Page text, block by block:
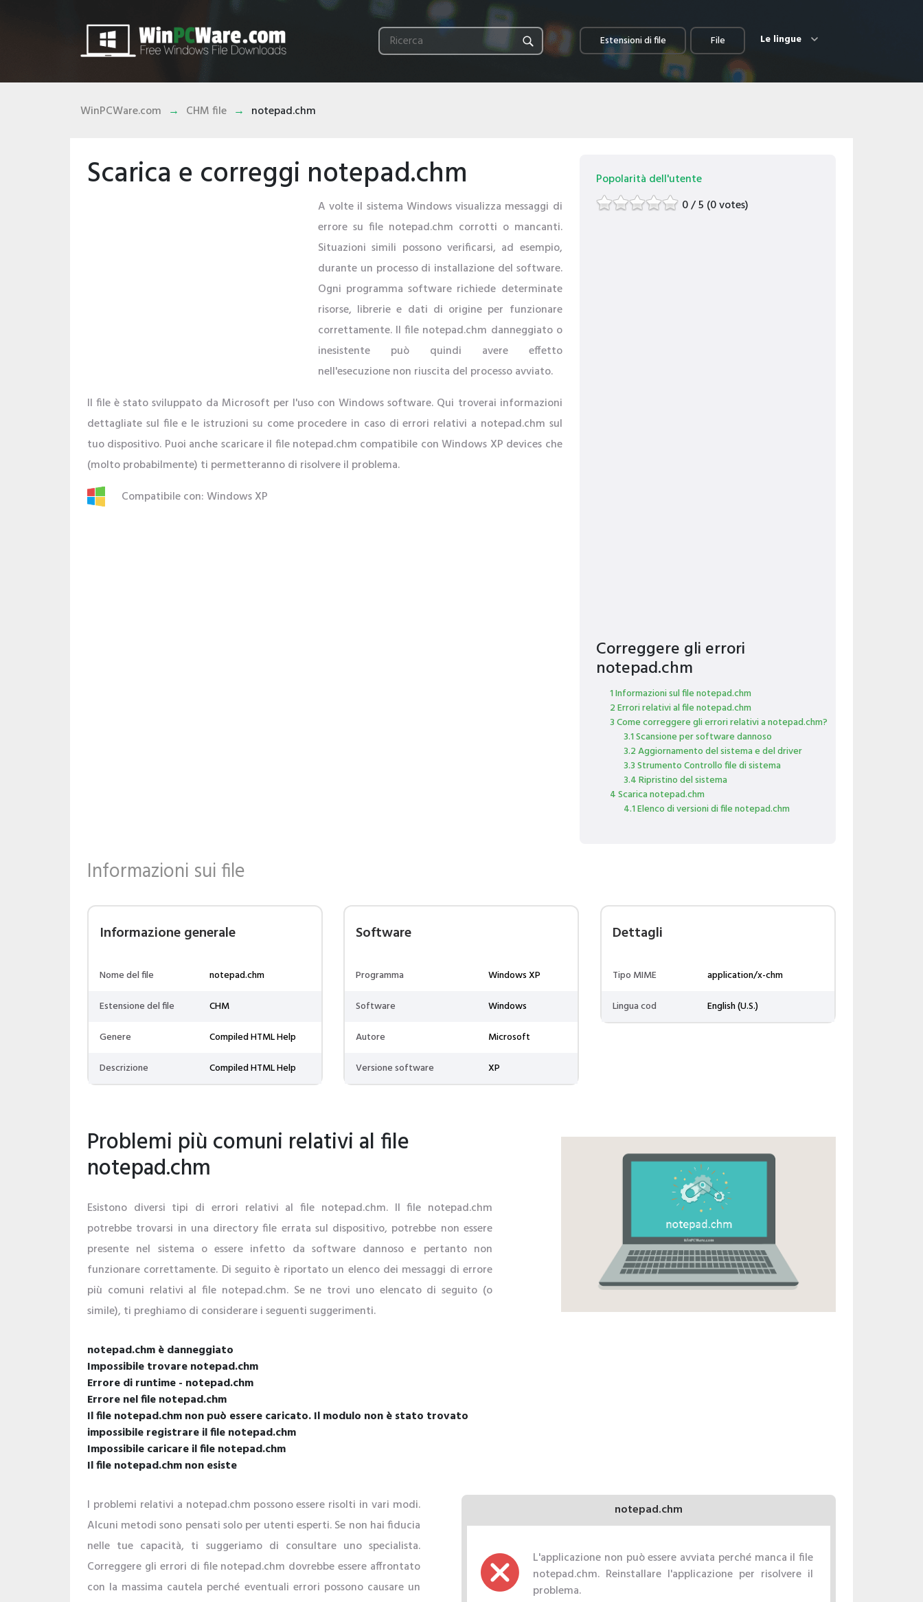
Estensioni di file File Le lingue
WinPCWare.com CHM file notepad.chm
Scarica e correggi notepad.chm
A volte il sistema Windows visualizza messaggi di
errore su file notepad.chm corrotti o mancanti.
Situazioni simili possono verificarsi, ad esempio,
durante un processo di installazione del software.
Ogni programma software richiede determinate
risorse, librerie e dati di origine per funzionare
correttamente. Il file notepad.chm danneggiato o
inesistente può quindi avere effetto
nell'esecuzione non riuscita del processo avviato.
Il file è stato sviluppato da Microsoft per l'uso con Windows software. Qui troverai informazioni
dettagliate sul file e le istruzioni su come procedere in caso di errori relativi a notepad.chm sul
tuo dispositivo. Puoi anche scaricare il file notepad.chm compatibile con Windows XP devices che
(molto probabilmente) ti permetteranno di risolvere il problema.
Compatibile con: Windows XP
Popolarità dell'utente
0 / 5 (0 votes)
Correggere gli errori
notepad.chm
1 Informazioni sul file notepad.chm
2 Errori relativi al file notepad.chm
3 Come correggere gli errori relativi a notepad.chm?
3.1 Scansione per software dannoso
3.2 Aggiornamento del sistema e del driver
3.3 Strumento Controllo file di sistema
3.4 Ripristino del sistema
4 Scarica notepad.chm
4.1 Elenco di versioni di file notepad.chm
Informazioni sui file
Informazione generale
Nome del file
notepad.chm
Estensione del file
CHM
Genere
Compiled HTML Help
Descrizione
Compiled HTML Help
Software
Programma
Windows XP
Software
Windows
Autore
Microsoft
Versione software
XP
Dettagli
Tipo MIME
application/x-chm
Lingua cod
English (U.S.)
Problemi più comuni relativi al file
notepad.chm
Esistono diversi tipi di errori relativi al file notepad.chm. Il file notepad.chm
potrebbe trovarsi in una directory file errata sul dispositivo, potrebbe non essere
presente nel sistema o essere infetto da software dannoso e pertanto non
funzionare correttamente. Di seguito è riportato un elenco dei messaggi di errore
più comuni relativi al file notepad.chm. Se ne trovi uno elencato di seguito (o
simile), ti preghiamo di considerare i seguenti suggerimenti.
notepad.chm è danneggiato
Impossibile trovare notepad.chm
Errore di runtime - notepad.chm
Errore nel file notepad.chm
Il file notepad.chm non può essere caricato. Il modulo non è stato trovato
impossibile registrare il file notepad.chm
Impossibile caricare il file notepad.chm
Il file notepad.chm non esiste
notepad.chm
L'applicazione non può essere avviata perché manca il file
notepad.chm. Reinstallare l'applicazione per risolvere il
problema.
I problemi relativi a notepad.chm possono essere risolti in vari modi.
Alcuni metodi sono pensati solo per utenti esperti. Se non hai fiducia
nelle tue capacità, ti suggeriamo di consultare uno specialista.
Correggere gli errori di file notepad.chm dovrebbe essere affrontato
con la massima cautela perché eventuali errori possono causare un